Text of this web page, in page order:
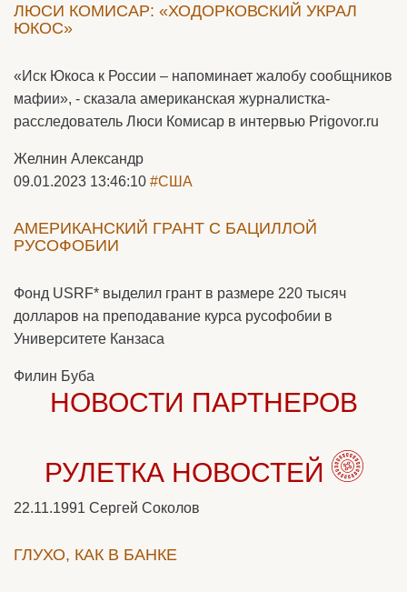
ЛЮСИ КОМИСАР: «ХОДОРКОВСКИЙ УКРАЛ
ЮКОС»
«Иск Юкоса к России – напоминает жалобу сообщников
мафии», - сказала американская журналистка-
расследователь Люси Комисар в интервью Prigovor.ru
Желнин Александр
09.01.2023 13:46:10 #США
АМЕРИКАНСКИЙ ГРАНТ С БАЦИЛЛОЙ
РУСОФОБИИ
Фонд USRF* выделил грант в размере 220 тысяч
долларов на преподавание курса русофобии в
Университете Канзаса
Филин Буба
НОВОСТИ ПАРТНЕРОВ
РУЛЕТКА НОВОСТЕЙ
22.11.1991 Сергей Соколов
ГЛУХО, КАК В БАНКЕ